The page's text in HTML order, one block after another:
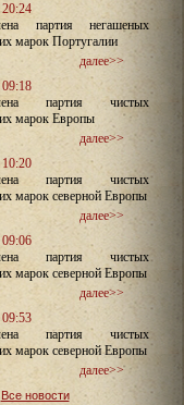
партия негашеных
марок Португалии
далее>>
партия чистых
марок Европы
далее>>
партия чистых
марок северной Европы
далее>>
партия чистых
марок северной Европы
далее>>
партия чистых
марок северной Европы
далее>>
Все новости